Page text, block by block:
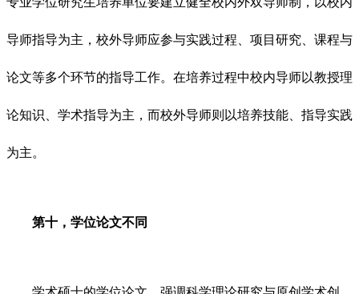
导师指导为主，校外导师应参与实践过程、项目研究、课程与
论文等多个环节的指导工作。在培养过程中校内导师以教授理
论知识、学术指导为主，而校外导师则以培养技能、指导实践
为主。
第十，学位论文不同